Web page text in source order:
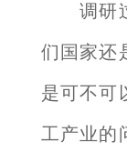
调研过
们国家还
是可不可
工产业的